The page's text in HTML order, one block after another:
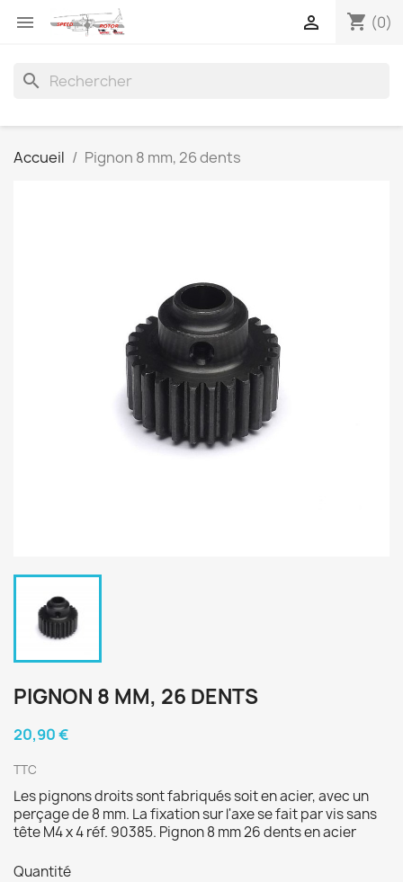
 shopping_cart (0)

search
Accueil Pignon 8 mm, 26 dents
PIGNON 8 MM, 26 DENTS
20,90 €
TTC
Les pignons droits sont fabriqués soit en acier, avec un
perçage de 8 mm. La fixation sur l'axe se fait par vis sans
tête M4 x 4 réf. 90385. Pignon 8 mm 26 dents en acier
Quantité